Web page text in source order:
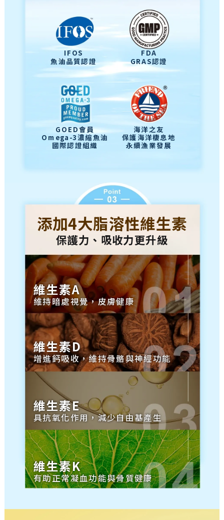
IFOS
魚油品質認證
FDA
GRAS認證
GOED會員
Omega-3濃縮魚油
國際認證組織
海洋之友
保護海洋棲息地
永續漁業發展
添加4大脂溶性維生素
保護力、吸收力更升級
維生素A
維持暗處視覺，皮膚健康
維生素D
增進鈣吸收，維持骨骼與神經功能
維生素E
具抗氧化作用，減少自由基產生
維生素K
有助正常凝血功能與骨質健康